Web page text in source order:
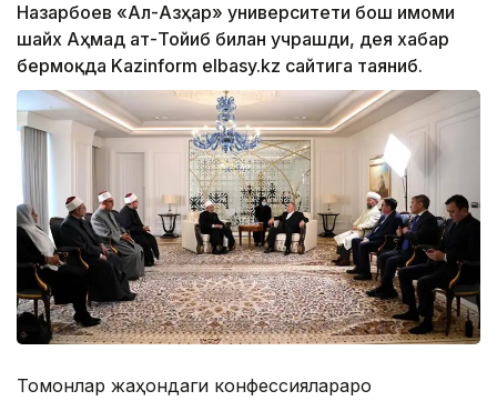
Назарбоев «Ал-Азҳар» университети бош имоми
шайх Аҳмад ат-Тойиб билан учрашди, дея хабар
бермоқда Kazinform elbasy.kz сайтига таяниб.
Томонлар жаҳондаги конфессиялараро